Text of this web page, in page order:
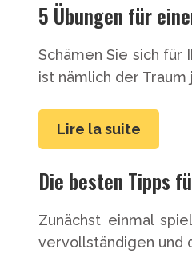
5 Übungen für
Schämen Sie sich für
ist nämlich der
Lire la suite
Die besten Tipps
Zunächst einmal
vervollständigen und